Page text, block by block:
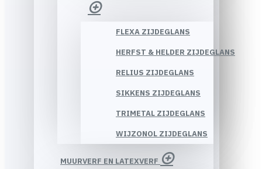
FLEXA ZIJDEGLANS
HERFST & HELDER ZIJDEGLANS
RELIUS ZIJDEGLANS
SIKKENS ZIJDEGLANS
TRIMETAL ZIJDEGLANS
WIJZONOL ZIJDEGLANS
MUURVERF EN LATEXVERF